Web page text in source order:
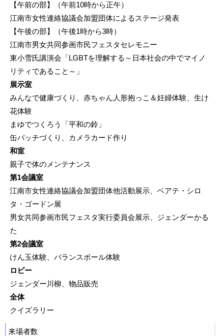
【午前の部】（午前10時から正午）
江南市女性連絡協議会加盟団体によるステージ発表
【午後の部】（午後1時から3時）
江南市男女共同参画市民フェスタセレモニー
東小雪氏講演会「LGBTを理解する～日本社会の中でマイノ
リティであること～」
展示室
みんなで健康づくり、赤ちゃん人形抱っこ＆妊婦体験、生け
花体験
まゆでつくろう「平和の鈴」
缶バッチづくり、カメラカード作り
和室
親子で体のメンテナンス
第1会議室
江南市女性連絡協議会加盟団体他活動展示、ベアテ・シロ
タ・ゴードン展
男女共同参画市民フェスタ実行委員会展示、ジェンダーかる
た
第2会議室
けん玉体験、バランスボール体験
ロビー
ジェンダー川柳、物品販売
全体
クイズラリー
来場者数